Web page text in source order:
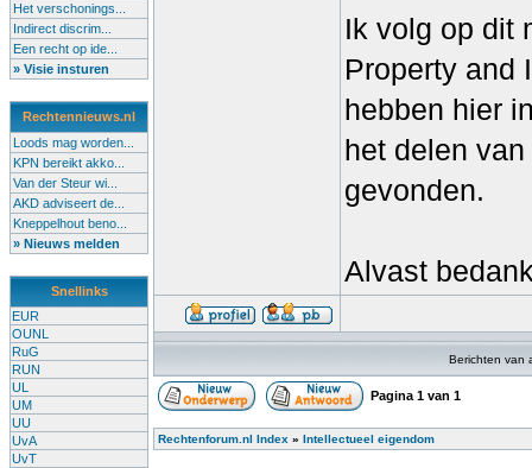
Het verschonings...
Indirect discrim...
Een recht op ide...
» Visie insturen
Rechtennieuws.nl
Loods mag worden...
KPN bereikt akko...
Van der Steur wi...
AKD adviseert de...
Kneppelhout beno...
» Nieuws melden
Snellinks
EUR
OUNL
RuG
RUN
UL
UM
UU
UvA
UvT
Ik volg op dit
Property and
hebben hier
het delen
gevonden.
Alvast
Berichten van
Pagina 1 van 1
Rechtenforum.nl Index » Intellectueel eigendom